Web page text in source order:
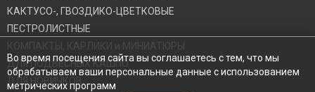
КАКТУСО-, ГВОЗДИКО-ЦВЕТКОВЫЕ
ПЕСТРОЛИСТНЫЕ
КОМПАКТЫ, КАРЛИКИ и МИНИАТЮРЫ
ДЛЯ ПОДВЕСНЫХ КАШПО
ДЛЯ НОВИЧКОВ
Во время посещения сайта вы соглашаетесь с тем, что мы
обрабатываем ваши персональные данные с использованием
метрических программ